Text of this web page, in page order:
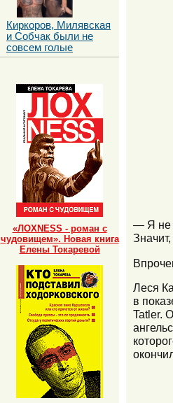
— Я не
Леся
в
Tatler.
Киркоров, Милявская
и Собчак были не
совсем голые
«ЛОХNESS - роман с
чудовищем». Новая книга
Елены Токаревой